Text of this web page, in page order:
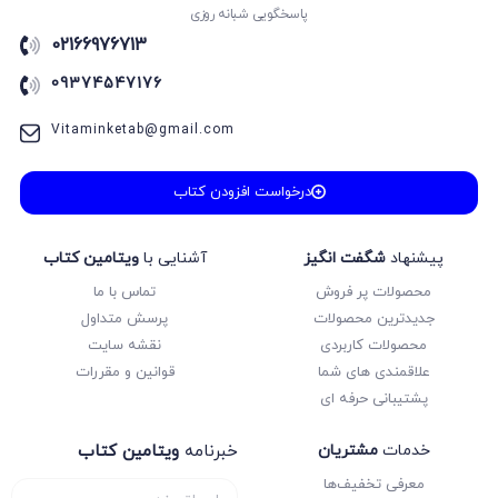
انسان و محیط زیست
بانک نهایی
بدون دسته‌بندی
پاور تست
پایه کنکور
پایه ی انسانی
پایه ی تجربی
پایه ی ریاضی
پر تکرار
پر سوال
پیشنهاد شگفت انگیز
محصولات پر فروش
جدیدترین محصولات
محصولات کاربردی
علاقمندی های شما
پشتیبانی حرفه ای
آشنایی باویتامین کتاب
تماس با ما
پرسش متداول
نقشه سایت
قوانین و مقررات
خدماتمشتریان
معرفی تخفیف‌ها
پاسخگویی شبانه روزی
02166976713
09374547176
Vitaminketab@gmail.com
درخواست افزودن کتاب
خبرنامه ویتامین کتاب